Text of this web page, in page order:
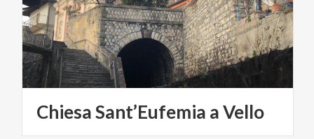
ChiesaSant’Eufemia aVello